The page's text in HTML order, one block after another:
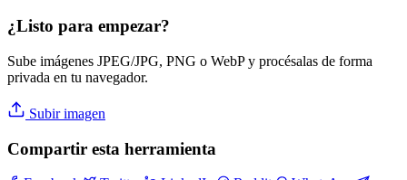
¿Listo para empezar?
Sube imágenes JPEG/JPG, PNG o WebP y procésalas de forma
privada en tu navegador.
Subir imagen
Compartir esta herramienta